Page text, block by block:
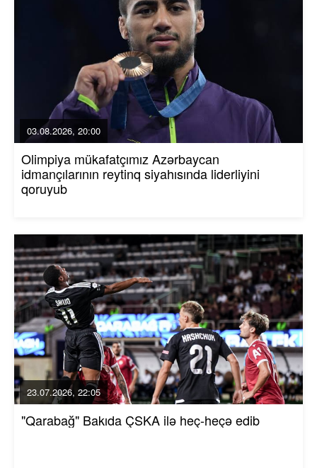
03.08.2026, 20:00
Olimpiya mükafatçımız Azərbaycan
idmançılarının reytinq siyahısında liderliyini
qoruyub
23.07.2026, 22:05
"Qarabağ" Bakıda ÇSKA ilə heç-heçə edib